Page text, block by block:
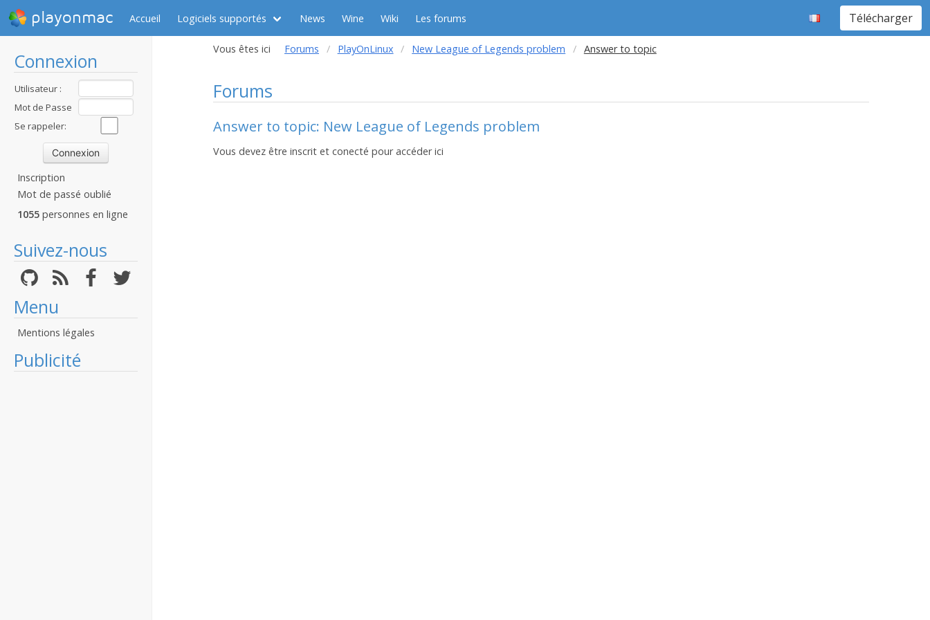
playonmac Accueil Logiciels supportés News Wine Wiki Les forums Télécharger
Connexion
Utilisateur :
Mot de Passe
:Se rappeler:
Inscription
Mot de passé oublié
1055 personnes en ligne
Suivez-nous
Menu
Mentions légales
Publicité
Vous êtes ici Forums PlayOnLinux New League of Legends problem Answer to topic
Forums
Answer to topic: New League of Legends problem
Vous devez être inscrit et conecté pour accéder ici